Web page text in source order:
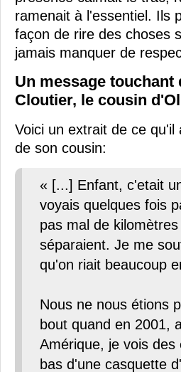
ramenait à l'essentiel. Ils
façon de rire des choses
jamais manquer de
Un message touchant
Cloutier, le cousin
Voici un extrait de ce qu'il
de son cousin:
« [...] Enfant, c'etait
voyais quelques fois
pas mal de
séparaient. Je me
qu'on riait beaucoup
Nous ne nous étions
bout quand en 2001,
Amérique, je vois des
bas d'une casquette